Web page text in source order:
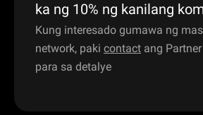
ka ng 10% ng kanilang
Kung interesado gumawa ng
network, paki contact ang
para sa detalye